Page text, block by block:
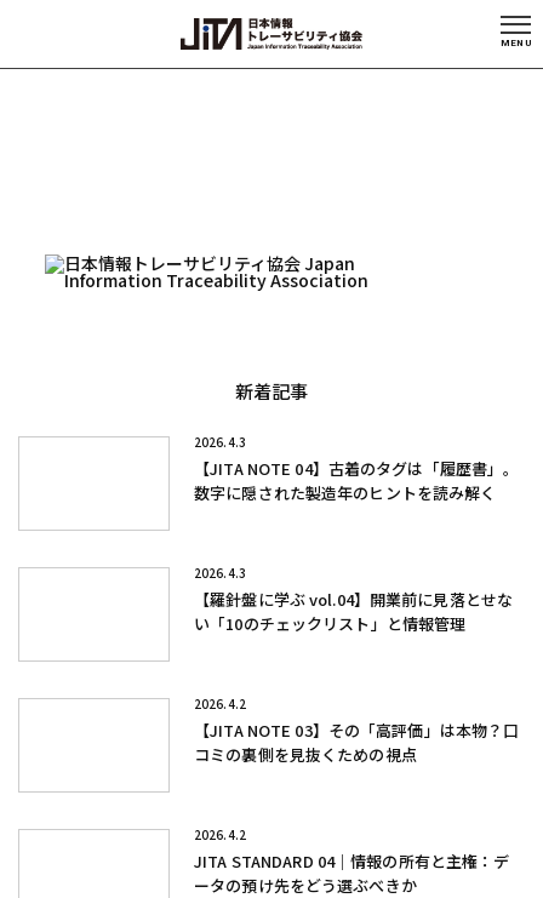
MENU
新着記事
2026.4.3
【JITA NOTE 04】古着のタグは「履歴書」。
数字に隠された製造年のヒントを読み解く
2026.4.3
【羅針盤に学ぶ vol.04】開業前に見落とせな
い「10のチェックリスト」と情報管理
2026.4.2
【JITA NOTE 03】その「高評価」は本物？口
コミの裏側を見抜くための視点
2026.4.2
JITA STANDARD 04｜情報の所有と主権：デ
ータの預け先をどう選ぶべきか